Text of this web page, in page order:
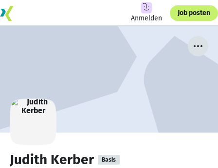
Anmelden
Job posten
Judith Kerber Basis